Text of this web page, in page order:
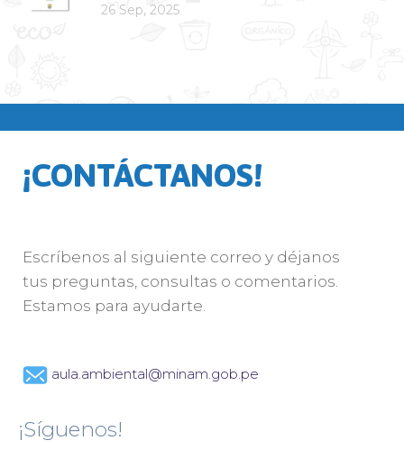
26 Sep, 2025
¡CONTÁCTANOS!
Escríbenos al siguiente correo y déjanos
tus preguntas, consultas o comentarios.
Estamos para ayudarte.
aula.ambiental@minam.gob.pe
¡Síguenos!